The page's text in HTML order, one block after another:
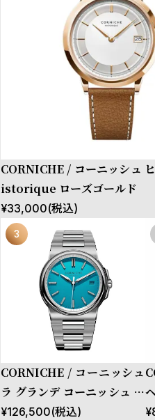
CORNICHE / コーニッシュ
istorique ローズゴールド
¥33,000(税込)
CORNICHE / コーニッシュ
ラ グランデ コーニッシュ ス
テンレススチール ブルーア
¥126,500(税込) ¥